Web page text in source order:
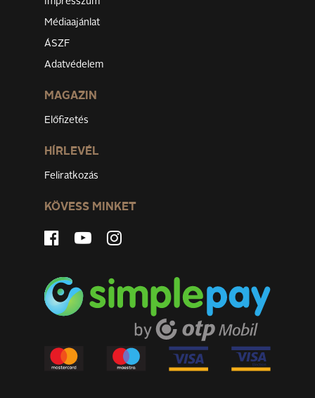
Médiaajánlat
ÁSZF
Adatvédelem
MAGAZIN
Előfizetés
HÍRLEVÉL
Feliratkozás
KÖVESS MINKET